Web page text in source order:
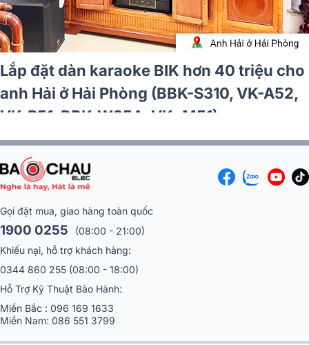
30tr cho
410II,
Lắp đặt dàn karaoke
Vĩnh tại Hà Nội (BIK CS-
DKA 6500, SW512)
Gọi đặt mua, giao hàng toàn quốc
1900 0255
(08:00 - 21:00)
Khiếu nại, hỗ trợ khách hàng:
0344 860 255 (08:00 - 18:00)
Hỗ Trợ Kỹ Thuật Bảo Hành:
Miền Bắc : 096 169 1633
Miền Nam: 086 551 3799